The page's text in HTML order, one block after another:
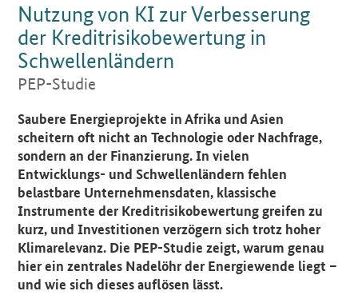
Nutzung von KI zur Verbesserung
der Kreditrisikobewertung in
Schwellenländern
PEP-Studie
Saubere Energieprojekte in Afrika und Asien
scheitern oft nicht an Technologie oder Nachfrage,
sondern an der Finanzierung. In vielen
Entwicklungs- und Schwellenländern fehlen
belastbare Unternehmensdaten, klassische
Instrumente der Kreditrisikobewertung greifen zu
kurz, und Investitionen verzögern sich trotz hoher
Klimarelevanz. Die PEP-Studie zeigt, warum genau
hier ein zentrales Nadelöhr der Energiewende liegt –
und wie sich dieses auflösen lässt.